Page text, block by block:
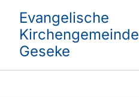
Evangelische
Kirchengemeinde
Geseke